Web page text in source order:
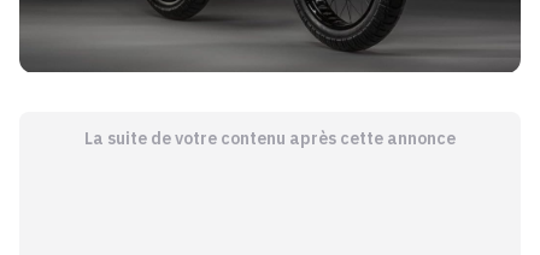
La suite de votre contenu après cette annonce